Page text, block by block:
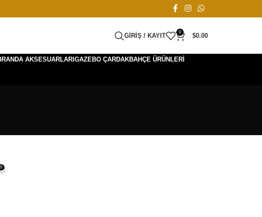
GIRIŞ / KAYIT
0
$0.00
AKSESUARLARIGAZEBO ÇARDAKBAHÇE ÜRÜNLERI
0